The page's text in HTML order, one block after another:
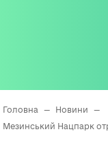
Головна — Новини
—
Мезинський Нацпарк